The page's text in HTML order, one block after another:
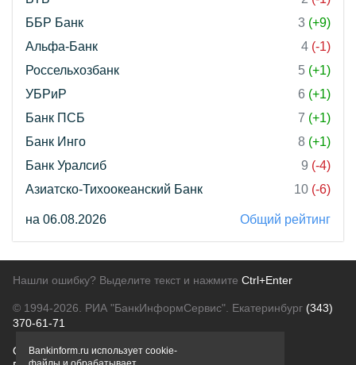
ББР Банк
3 (+9)
Альфа-Банк
4 (-1)
Россельхозбанк
5 (+1)
УБРиР
6 (+1)
Банк ПСБ
7 (+1)
Банк Инго
8 (+1)
Банк Уралсиб
9 (-4)
Азиатско-Тихоокеанский Банк
10 (-6)
на 06.08.2026 Общий рейтинг
Нашли ошибку? Выделите текст и нажмите Ctrl+Enter
© 1994-2026. РИА "БанкИнформСервис". Екатеринбург (343)
370-61-71
О проектеПолитика конфиденциальности
Bankinform.ru использует cookie-